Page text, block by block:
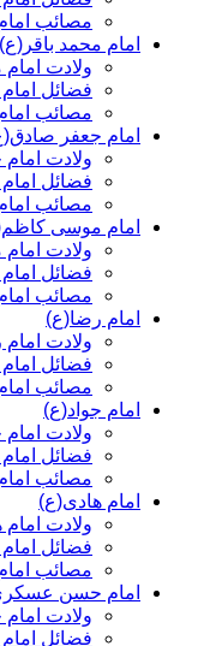
مصائب
امام محمد باقر(ع)
ولادت
فضائل
مصائب
امام جعفر
ولادت
فضائل
مصائب
امام موسی
ولادت
فضائل
مصائب
امام رضا(ع)
ولادت
فضائل
مصائب
امام جواد(ع)
ولادت امام
فضائل
مصائب
امام هادی(ع)
ولادت
فضائل
مصائب
امام حسن
ولادت
فضائل